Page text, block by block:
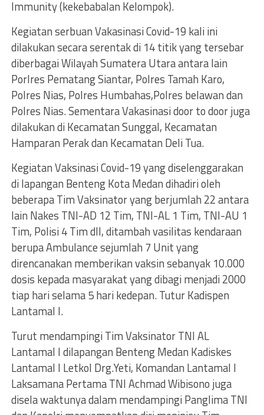
Immunity (kekebabalan Kelompok).
Kegiatan serbuan Vakasinasi Covid-19 kali ini
dilakukan secara serentak di 14 titik yang tersebar
diberbagai Wilayah Sumatera Utara antara lain
Porlres Pematang Siantar, Polres Tamah Karo,
Polres Nias, Polres Humbahas,Polres belawan dan
Polres Nias. Sementara Vakasinasi door to door juga
dilakukan di Kecamatan Sunggal, Kecamatan
Hamparan Perak dan Kecamatan Deli Tua.
Kegiatan Vaksinasi Covid-19 yang diselenggarakan
di lapangan Benteng Kota Medan dihadiri oleh
beberapa Tim Vaksinator yang berjumlah 22 antara
lain Nakes TNI-AD 12 Tim, TNI-AL 1 Tim, TNI-AU 1
Tim, Polisi 4 Tim dll, ditambah vasilitas kendaraan
berupa Ambulance sejumlah 7 Unit yang
direncanakan memberikan vaksin sebanyak 10.000
dosis kepada masyarakat yang dibagi menjadi 2000
tiap hari selama 5 hari kedepan. Tutur Kadispen
Lantamal I.
Turut mendampingi Tim Vaksinator TNI AL
Lantamal I dilapangan Benteng Medan Kadiskes
Lantamal I Letkol Drg.Yeti, Komandan Lantamal I
Laksamana Pertama TNI Achmad Wibisono juga
disela waktunya dalam mendampingi Panglima TNI